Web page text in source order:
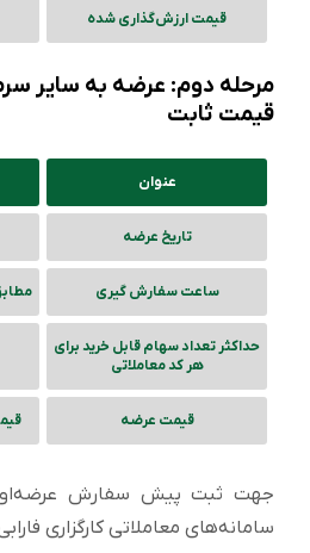
قیمت ارزش‌گذاری شده
مرحله دوم: عرضه به سایر
قیمت ثابت
عنوان
تاریخ عرضه
ساعت سفارش گیری
حداکثر تعداد سهام قابل خرید برای
هر کد معاملاتی
قیمت عرضه
جهت ثبت پیش سفارش عرضه‌اولیه
سامانه‌های معاملاتی کارگزاری